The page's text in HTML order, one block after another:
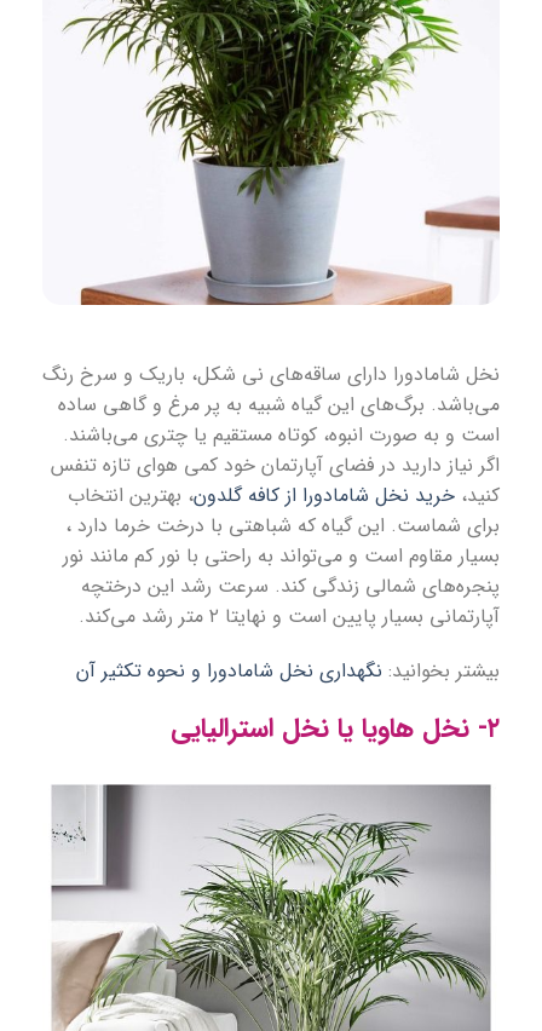
نخل شامادورا دارای ساقه‌های نی شکل، باریک و سرخ رنگ
می‌باشد. برگ‌های این گیاه شبیه به پر مرغ و گاهی ساده
است و به صورت انبوه، کوتاه مستقیم یا چتری می‌باشند.
اگر نیاز دارید در فضای آپارتمان خود کمی هوای تازه تنفس
کنید، خرید نخل شامادورا از کافه گلدون، بهترین انتخاب
برای شماست. این گیاه که شباهتی با درخت خرما دارد ،
بسیار مقاوم است و می‌تواند به راحتی با نور کم مانند نور
پنجره‌های شمالی زندگی کند. سرعت رشد این درختچه
آپارتمانی بسیار پایین است و نهایتا ۲ متر رشد می‌کند.
بیشتر بخوانید: نگهداری نخل شامادورا و نحوه تکثیر آن
۲- نخل هاویا یا نخل استرالیایی